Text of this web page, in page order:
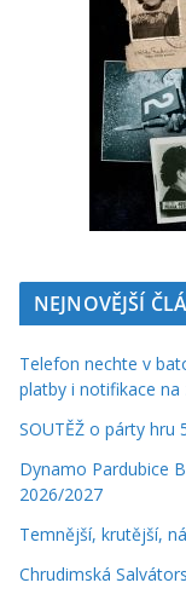
NEJNOVĚJŠÍ
Telefon nechte v
platby i notifikace na
SOUTĚŽ o párty hru
Dynamo Pardubice
2026/2027
Temnější, krutější,
Chrudimská